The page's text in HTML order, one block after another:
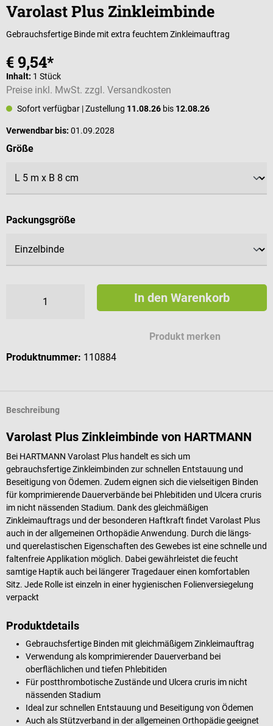
Varolast Plus Zinkleimbinde
Gebrauchsfertige Binde mit extra feuchtem Zinkleimauftrag
€ 9,54*
Inhalt: 1 Stück
Preise inkl. MwSt. zzgl. Versandkosten
Sofort verfügbar | Zustellung 11.08.26 bis 12.08.26
Verwendbar bis: 01.09.2028
Größeauswählen
Packungsgrößeauswählen
In den Warenkorb
Produkt merken
Produktnummer: 110884
Beschreibung
Varolast Plus Zinkleimbinde von HARTMANN
Bei HARTMANN Varolast Plus handelt es sich um
gebrauchsfertige Zinkleimbinden zur schnellen Entstauung und
Beseitigung von Ödemen. Zudem eignen sich die vielseitigen Binden
für komprimierende Dauerverbände bei Phlebitiden und Ulcera cruris
im nicht nässenden Stadium. Dank des gleichmäßigen
Zinkleimauftrags und der besonderen Haftkraft findet Varolast Plus
auch in der allgemeinen Orthopädie Anwendung. Durch die längs-
und querelastischen Eigenschaften des Gewebes ist eine schnelle und
faltenfreie Applikation möglich. Dabei gewährleistet die feucht
samtige Haptik auch bei längerer Tragedauer einen komfortablen
Sitz. Jede Rolle ist einzeln in einer hygienischen Folienversiegelung
verpackt
Produktdetails
Gebrauchsfertige Binden mit gleichmäßigem Zinkleimauftrag
Verwendung als komprimierender Dauerverband bei
oberflächlichen und tiefen Phlebitiden
Für postthrombotische Zustände und Ulcera cruris im nicht
nässenden Stadium
Ideal zur schnellen Entstauung und Beseitigung von Ödemen
Auch als Stützverband in der allgemeinen Orthopädie geeignet